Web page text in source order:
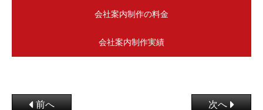
会社案内制作の料金
会社案内制作実績
前へ 次へ